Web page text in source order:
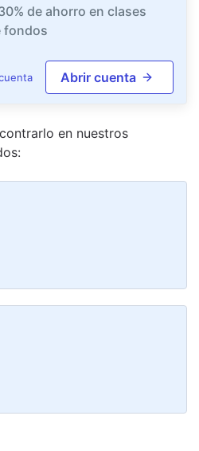
de ahorro en clases
fondos
Abrir cuenta
en nuestros
s: